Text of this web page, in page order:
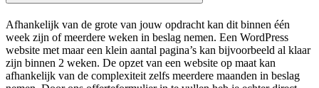
Afhankelijk van de grote van jouw opdracht kan dit binnen één
week zijn of meerdere weken in beslag nemen. Een WordPress
website met maar een klein aantal pagina’s kan bijvoorbeeld al klaar
zijn binnen 2 weken. De opzet van een website op maat kan
afhankelijk van de complexiteit zelfs meerdere maanden in beslag